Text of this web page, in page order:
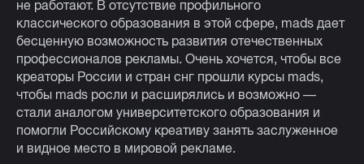
не работают. В отсутствие профильного
классического образования в этой сфере, mads дает
бесценную возможность развития отечественных
профессионалов рекламы. Очень хочется, чтобы все
креаторы России и стран снг прошли курсы mads,
чтобы mads росли и расширялись и возможно —
стали аналогом университетского образования и
помогли Российскому креативу занять заслуженное
и видное место в мировой рекламе.